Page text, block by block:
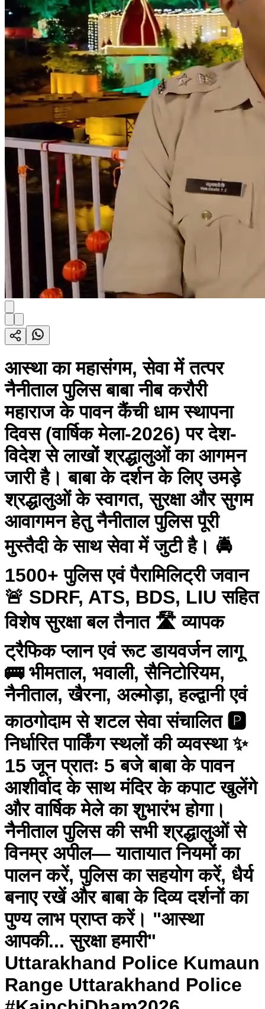
आस्था का महासंगम, सेवा में तत्पर
नैनीताल पुलिस बाबा नीब करौरी
महाराज के पावन कैंची धाम स्थापना
दिवस (वार्षिक मेला-2026) पर देश-
विदेश से लाखों श्रद्धालुओं का आगमन
जारी है। बाबा के दर्शन के लिए उमड़े
श्रद्धालुओं के स्वागत, सुरक्षा और सुगम
आवागमन हेतु नैनीताल पुलिस पूरी
मुस्तैदी के साथ सेवा में जुटी है। 🚔
1500+ पुलिस एवं पैरामिलिट्री जवान
🚨 SDRF, ATS, BDS, LIU सहित
विशेष सुरक्षा बल तैनात 🛣️ व्यापक
ट्रैफिक प्लान एवं रूट डायवर्जन लागू
🚌 भीमताल, भवाली, सैनिटोरियम,
नैनीताल, खैरना, अल्मोड़ा, हल्द्वानी एवं
काठगोदाम से शटल सेवा संचालित 🅿️
निर्धारित पार्किंग स्थलों की व्यवस्था ✨
15 जून प्रातः 5 बजे बाबा के पावन
आशीर्वाद के साथ मंदिर के कपाट खुलेंगे
और वार्षिक मेले का शुभारंभ होगा।
नैनीताल पुलिस की सभी श्रद्धालुओं से
विनम्र अपील— यातायात नियमों का
पालन करें, पुलिस का सहयोग करें, धैर्य
बनाए रखें और बाबा के दिव्य दर्शनों का
पुण्य लाभ प्राप्त करें। "आस्था
आपकी... सुरक्षा हमारी"
Uttarakhand Police Kumaun
Range Uttarakhand Police